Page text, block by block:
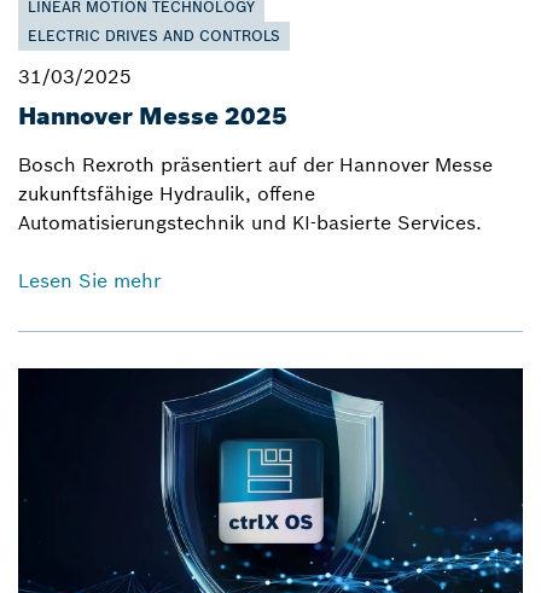
LINEAR MOTION TECHNOLOGY
ELECTRIC DRIVES AND CONTROLS
31/03/2025
Hannover Messe 2025
Bosch Rexroth präsentiert auf der Hannover Messe
zukunftsfähige Hydraulik, offene
Automatisierungstechnik und KI-basierte Services.
Lesen Sie mehr